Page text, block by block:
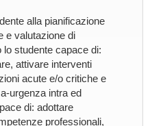
alla pianificazione
e valutazione di
lo studente capace di:
attivare interventi
acute e/o critiche e
urgenza intra ed
di: adottare
professionali,